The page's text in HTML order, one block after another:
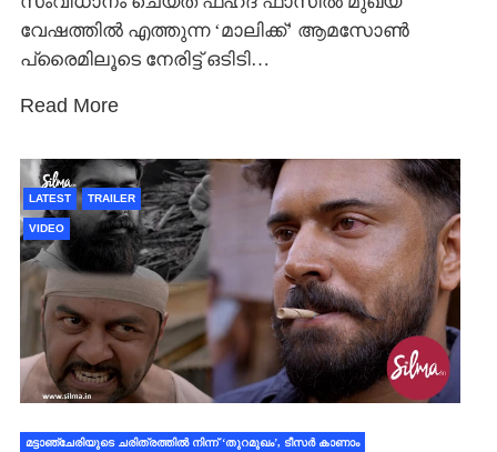
വേഷത്തില്‍ എത്തുന്ന ‘മാലിക്ക്’ ആമസോണ്‍
പ്രൈമിലൂടെ നേരിട്ട് ഒടിടി…
Read More
LATEST TRAILER
VIDEO
മട്ടാഞ്ചേരിയുടെ ചരിത്രത്തില്‍ നിന്ന് ‘തുറമുഖം’, ടീസര്‍ കാണാം